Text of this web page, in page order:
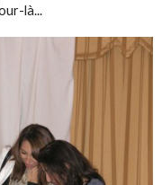
là...